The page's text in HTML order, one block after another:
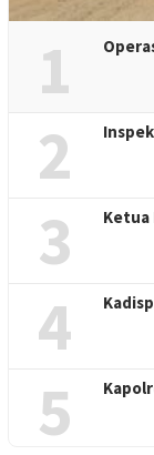
1
2
3 Ketua
4
5